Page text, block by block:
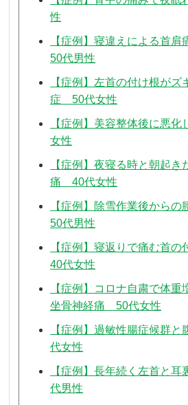
性
【症例】寝違えによる首
50代男性
【症例】左首の付け根がズ
症 50代女性
【症例】美容整体後に悪
女性
【症例】夜寝る時と朝起き
痛 40代女性
【症例】除雪作業後から
50代男性
【症例】寝返りで痛む首
40代女性
【症例】コロナ自粛で体重
坐骨神経痛 50代女性
【症例】過敏性腸症候群
代女性
【症例】長年続く左首と
代男性